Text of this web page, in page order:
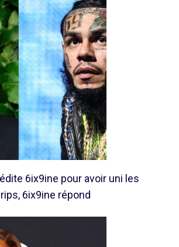
6ix9ine pour avoir uni les
6ix9ine répond